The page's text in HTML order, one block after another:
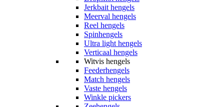
Jerkbait hengels
Meerval hengels
Reel hengels
Spinhengels
Ultra light hengels
Verticaal hengels
Witvis hengels
Feederhengels
Match hengels
Vaste hengels
Winkle pickers